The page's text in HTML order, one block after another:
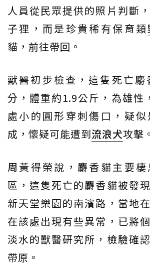
人員從民眾提供的照片判斷
子狸，而是珍貴稀有保育類
貓，前往帶回。
獸醫初步檢查，這隻死亡麝
分，體重約1.9公斤，為雄性
處小的圓形穿刺傷口，疑
成，懷疑可能遭到流浪犬攻擊。
周黃得榮說，麝香貓主要
區，這隻死亡的麝香貓被發
新天堂樂園的南濱路，當地
在該處出現有些異常，已將
淡水的獸醫研究所，檢驗確
帶原。